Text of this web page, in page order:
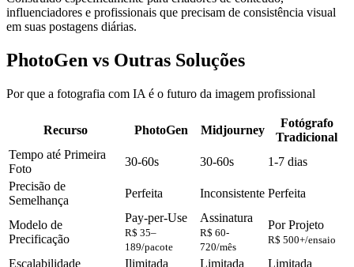
influenciadores e profissionais que precisam de consistência visual
em suas postagens diárias.
PhotoGen vs Outras Soluções
Por que a fotografia com IA é o futuro da imagem profissional
Recurso PhotoGen Midjourney
Fotógrafo
Tradicional
Tempo até Primeira
Foto
30-60s 30-60s
1-7 dias
Precisão de
Semelhança
Perfeita Inconsistente Perfeita
Modelo de
Precificação
Pay-per-Use
R$ 35–
189/pacote
Assinatura
R$ 60-
720/mês
Por Projeto
R$ 500+/ensaio
Escalabilidade Ilimitada Limitada
Limitada